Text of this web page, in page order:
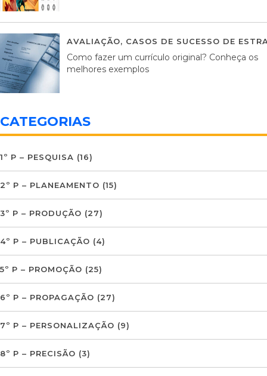
AVALIAÇÃO, CASOS DE SUCESSO DE
Como fazer um currículo original? Conheça os
melhores exemplos
CATEGORIAS
1º P – PESQUISA (16)
2º P – PLANEAMENTO (15)
3º P – PRODUÇÃO (27)
4º P – PUBLICAÇÃO (4)
5º P – PROMOÇÃO (25)
6º P – PROPAGAÇÃO (27)
7º P – PERSONALIZAÇÃO (9)
8º P – PRECISÃO (3)